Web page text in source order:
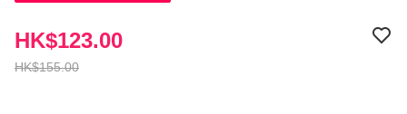
HK$155.00
HK$123.00